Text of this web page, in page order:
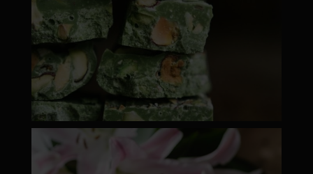
moyamatcha.hu
ápr 18